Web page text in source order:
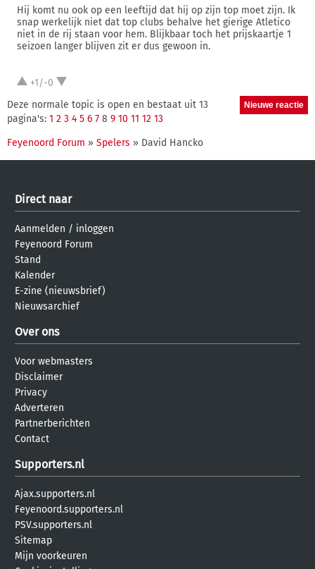
Hij komt nu ook op een leeftijd dat hij op zijn top moet zijn. Ik
snap werkelijk niet dat top clubs behalve het gierige Atletico
niet in de rij staan voor hem. Blijkbaar toch het prijskaartje 1
seizoen langer blijven zit er dus gewoon in.
+1/-0
Deze normale topic is open en bestaat uit 13
pagina's: 1 2 3 4 5 6 7 8 9 10 11 12 13
Feyenoord Forum » Spelers » David Hancko
Direct naar
Aanmelden / inloggen
Feyenoord Forum
Stand
Kalender
E-zine (nieuwsbrief)
Nieuwsarchief
Over ons
Voor webmasters
Disclaimer
Privacy
Adverteren
Partnerberichten
Contact
Supporters.nl
Ajax.supporters.nl
Feyenoord.supporters.nl
PSV.supporters.nl
Sitemap
Mijn voorkeuren